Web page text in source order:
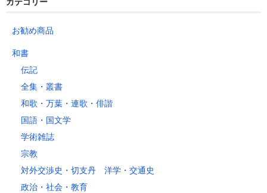
カテゴリー
お勧め商品
和書
伝記
全集・叢書
和歌・万葉・連歌・俳諧
国語・国文学
学術雑誌
宗教
対外交渉史・切支丹 洋学・交通史
政治・社会・教育